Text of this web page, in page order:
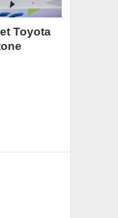
Toyota